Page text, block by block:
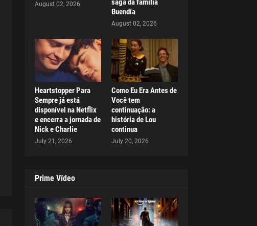
August 02, 2026
Buendía
August 02, 2026
Heartstopper Para
Sempre já está
disponível na Netflix
e encerra a jornada de
Nick e Charlie
July 21, 2026
Como Eu Era Antes de
Você tem
continuação: a
história de Lou
continua
July 20, 2026
Prime Vídeo